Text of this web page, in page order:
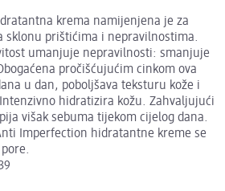
krema namijenjena je za
sklonu prištićima i nepravilnostima.
umanjuje nepravilnosti: smanjuje
pročišćujućim cinkom ova
u dan, poboljšava teksturu kože i
hidratizira kožu. Zahvaljujući
višak sebuma tijekom cijelog dana.
Imperfection hidratantne kreme se